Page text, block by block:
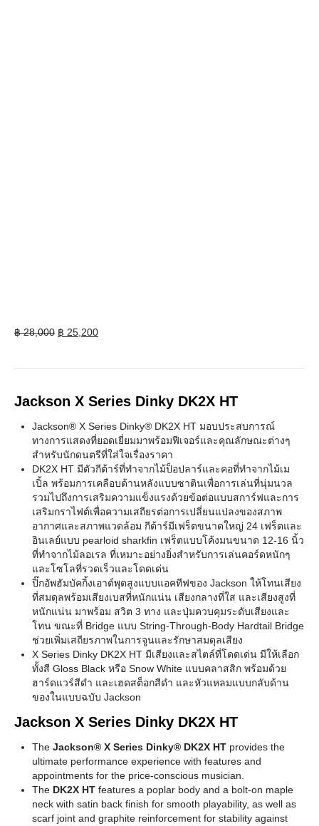
฿28,000 Original
฿ 25,200Current
Jackson X Series Dinky DK2X HT
Jackson® X Series Dinky® DK2X HT มอบประสบการณ์
ทางการแสดงที่ยอดเยี่ยมมาพร้อมฟีเจอร์และคุณลักษณะต่างๆ
สำหรับนักดนตรีที่ใส่ใจเรื่องราคา
DK2X HT มีตัวกีต้าร์ที่ทำจากไม้ป็อปลาร์และคอที่ทำจากไม้เม
เปิ้ล พร้อมการเคลือบด้านหลังแบบซาตินเพื่อการเล่นที่นุ่มนวล
รวมไปถึงการเสริมความแข็งแรงด้วยข้อต่อแบบสการ์ฟและการ
เสริมกราไฟต์เพื่อความเสถียรต่อการเปลี่ยนแปลงของสภาพ
อากาศและสภาพแวดล้อม กีต้าร์มีเฟร็ตขนาดใหญ่ 24 เฟร็ตและ
อินเลย์แบบ pearloid sharkfin เฟร็ตแบบโค้งมนขนาด 12-16 นิ้ว
ที่ทำจากไม้ลอเรล ที่เหมาะอย่างยิ่งสำหรับการเล่นคอร์ดหนักๆ
และโซโลที่รวดเร็วและโดดเด่น
ปิ๊กอัพฮัมบัคกิ้งเอาต์พุตสูงแบบแอคทีฟของ Jackson ให้โทนเสียง
ที่สมดุลพร้อมเสียงเบสที่หนักแน่น เสียงกลางที่ใส และเสียงสูงที่
หนักแน่น มาพร้อม สวิต 3 ทาง และปุ่มควบคุมระดับเสียงและ
โทน ขณะที่ Bridge แบบ String-Through-Body Hardtail Bridge
ช่วยเพิ่มเสถียรภาพในการจูนและรักษาสมดุลเสียง
X Series Dinky DK2X HT มีเสียงและสไตล์ที่โดดเด่น มีให้เลือก
ทั้งสี Gloss Black หรือ Snow White แบบคลาสสิก พร้อมด้วย
ฮาร์ดแวร์สีดำ และเฮดสต็อกสีดำ และหัวแหลมแบบกลับด้าน
ของในแบบฉบับ Jackson
Jackson X Series Dinky DK2X HT
The Jackson® X Series Dinky® DK2X HT provides the
ultimate performance experience with features and
appointments for the price-conscious musician.
The DK2X HT features a poplar body and a bolt-on maple
neck with satin back finish for smooth playability, as well as
scarf joint and graphite reinforcement for stability against